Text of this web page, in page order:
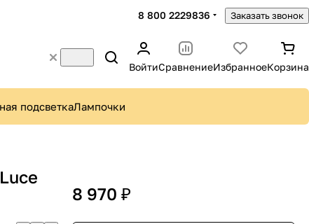
8 800 2229836 Заказать звонок
ВойтиСравнениеИзбранноеКорзина
подсветкаЛампочки
8 970 ₽